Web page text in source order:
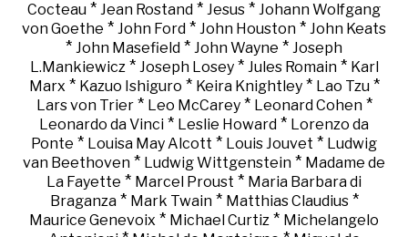
Cocteau * Jean Rostand * Jesus * Johann Wolfgang
von Goethe * John Ford * John Houston * John Keats
* John Masefield * John Wayne * Joseph
L.Mankiewicz* Joseph Losey* Jules Romain* Karl
Marx * Kazuo Ishiguro * Keira Knightley* Lao Tzu*
Lars von Trier* Leo McCarey* Leonard Cohen*
Leonardo da Vinci * Leslie Howard * Lorenzo da
Ponte * Louisa May Alcott * Louis Jouvet * Ludwig
van Beethoven * Ludwig Wittgenstein * Madame de
La Fayette * Marcel Proust * Maria Barbara di
Braganza* Mark Twain* Matthias Claudius*
Maurice Genevoix * Michael Curtiz * Michelangelo